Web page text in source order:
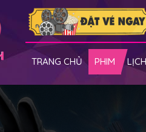
TRANG CHỦ PHIM